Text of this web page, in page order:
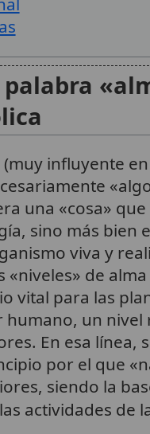
influyente
una «cosa»
sino más bien
viva y
«niveles» de
vital para las
humano, un
En esa línea,
por el que
siendo la
actividades de